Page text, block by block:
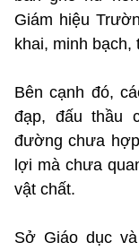
Giám hiệu
khai, minh bạch,
Bên cạnh đó,
đạp, đấu thầu
đường chưa
lợi mà chưa
vật chất.
Sở Giáo dục